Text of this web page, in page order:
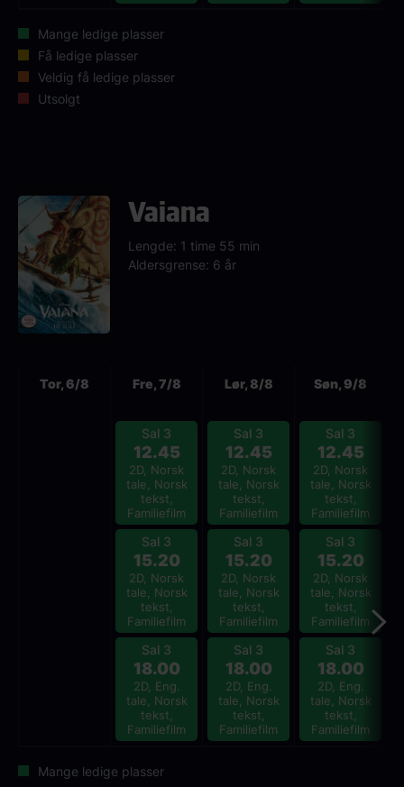
Mange ledige plasser
Få ledige plasser
Veldig få ledige plasser
Utsolgt
Vaiana
Lengde: 1 time 55 min
Aldersgrense: 6 år
Tor, 6/8 Fre, 7/8
Sal 3
12.45
2D, Norsk
tale, Norsk
tekst,
Familiefilm
Sal 3
15.20
2D, Norsk
tale, Norsk
tekst,
Familiefilm
Sal 3
18.00
2D, Eng.
tale, Norsk
tekst,
Familiefilm
Lør, 8/8
Sal 3
12.45
2D, Norsk
tale, Norsk
tekst,
Familiefilm
Sal 3
15.20
2D, Norsk
tale, Norsk
tekst,
Familiefilm
Sal 3
18.00
2D, Eng.
tale, Norsk
tekst,
Familiefilm
Søn, 9/8
Sal 3
12.45
2D, Norsk
tale, Norsk
tekst,
Familiefilm
Sal 3
15.20
2D, Norsk
tale, Norsk
tekst,
Familiefilm
Sal 3
18.00
2D, Eng.
tale, Norsk
tekst,
Familiefilm
Mange ledige plasser